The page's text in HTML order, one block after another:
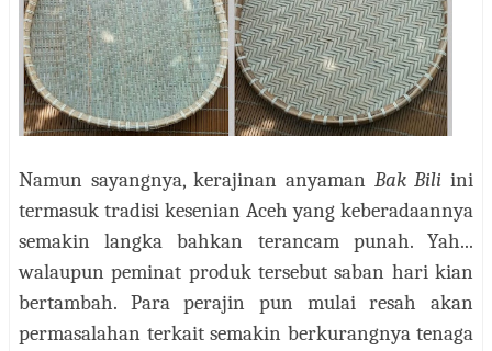
Namun sayangnya,kerajinan anyaman Bak Bili ini
termasuk tradisi kesenian Aceh yang keberadaannya
semakin langka bahkan terancam punah. Yah...
walaupun peminat produk tersebut saban hari kian
bertambah. Para perajin pun mulai resah akan
permasalahan terkait semakin berkurangnya tenaga